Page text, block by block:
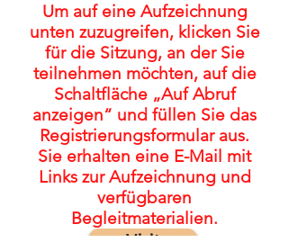
Um auf eine Aufzeichnung
unten zuzugreifen, klicken Sie
für die Sitzung, an der Sie
teilnehmen möchten, auf die
Schaltfläche „Auf Abruf
anzeigen“ und füllen Sie das
Registrierungsformular aus.
Sie erhalten eine E-Mail mit
Links zur Aufzeichnung und
verfügbaren
Begleitmaterialien.
Visit